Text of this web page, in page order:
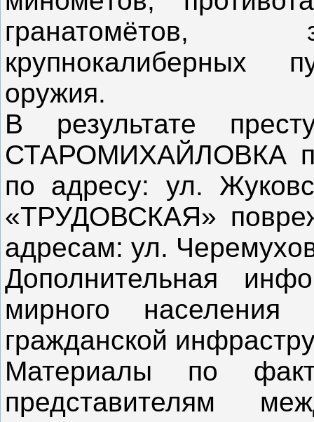
гранатомётов,
крупнокалиберных
оружия.
В результате
СТАРОМИХАЙЛОВКА
по адресу: ул.
«ТРУДОВСКАЯ»
адресам: ул.
Дополнительная
мирного населения
гражданской
Материалы по
представителям